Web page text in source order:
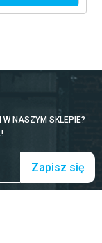
NASZYM SKLEPIE?
Zapisz się